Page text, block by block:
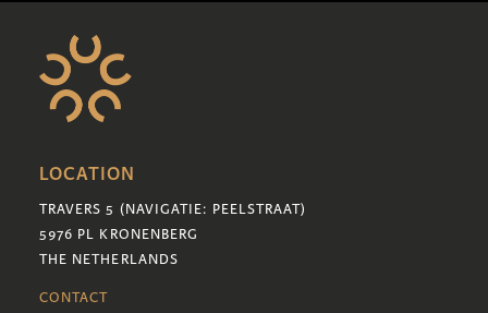
LOCATION
TRAVERS 5 (NAVIGATIE: PEELSTRAAT)
5976 PL KRONENBERG
THE NETHERLANDS
CONTACT